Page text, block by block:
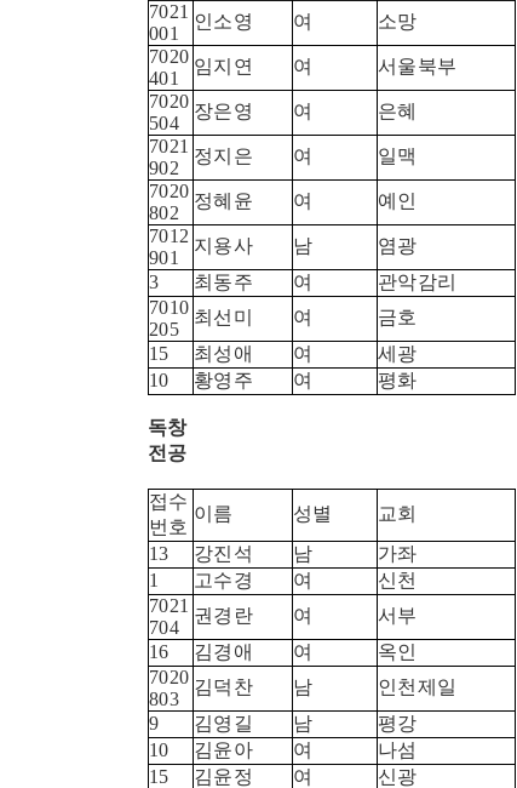
7021
001
인소영 여
소망
7020
401
임지연 여
서울북부
7020
504
장은영 여
은혜
7021
902
정지은 여
일맥
7020
802
정혜윤 여
예인
7012
901
지용사 남
염광
3
최동주 여
관악감리
7010
205
최선미 여
금호
15
최성애 여
세광
10
황영주 여 평화
독창
전공
접수
번호
이름 성별
교회
13
강진석 남
가좌
1
고수경 여
신천
7021
704
권경란 여
서부
16
김경애 여
옥인
7020
803
김덕찬 남
인천제일
9
김영길 남
평강
10
김윤아 여
나섬
15
김윤정 여
신광